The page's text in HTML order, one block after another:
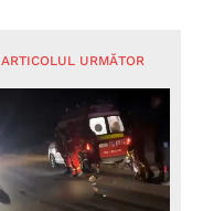
ARTICOLUL URMĂTOR